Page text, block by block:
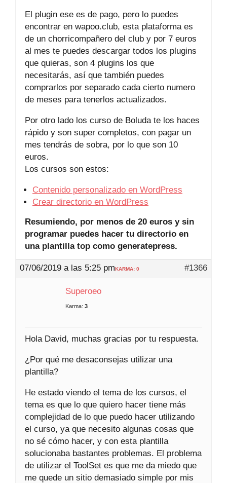
El plugin ese es de pago, pero lo puedes
encontrar en wapoo.club, esta plataforma es
de un chorricompañero del club y por 7 euros
al mes te puedes descargar todos los plugins
que quieras, son 4 plugins los que
necesitarás, así que también puedes
comprarlos por separado cada cierto numero
de meses para tenerlos actualizados.
Por otro lado los curso de Boluda te los haces
rápido y son super completos, con pagar un
mes tendrás de sobra, por lo que son 10
euros.
Los cursos son estos:
Contenido personalizado en WordPress
Crear directorio en WordPress
Resumiendo, por menos de 20 euros y sin
programar puedes hacer tu directorio en
una plantilla top como generatepress.
07/06/2019 a las 5:25 pm #1366
KARMA: 0
Superoeo
Karma: 3
Hola David, muchas gracias por tu respuesta.
¿Por qué me desaconsejas utilizar una
plantilla?
He estado viendo el tema de los cursos, el
tema es que lo que quiero hacer tiene más
complejidad de lo que puedo hacer utilizando
el curso, ya que necesito algunas cosas que
no sé cómo hacer, y con esta plantilla
solucionaba bastantes problemas. El problema
de utilizar el ToolSet es que me da miedo que
me quede un sitio demasiado simple por mis